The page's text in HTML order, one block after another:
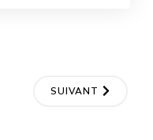
SUIVANT